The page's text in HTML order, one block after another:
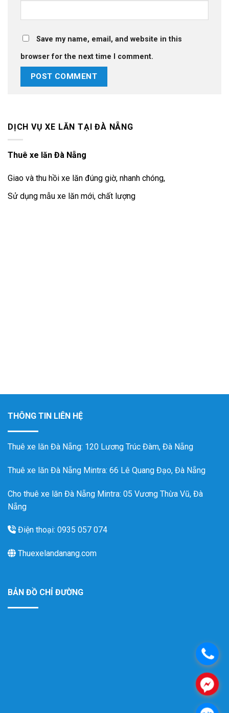
Save my name, email, and website in this
browser for the next time I comment.
DỊCH VỤ XE LĂN TẠI ĐÀ NẴNG
Thuê xe lăn Đà Nẵng
Giao và thu hồi xe lăn đúng giờ, nhanh chóng,
Sử dụng mẫu xe lăn mới, chất lượng
THÔNG TIN LIÊN HỆ
Thuê xe lăn Đà Nẵng: 120 Lương Trúc Đàm, Đà Nẵng
Thuê xe lăn Đà Nẵng Mintra: 66 Lê Quang Đạo, Đà Nẵng
Cho thuê xe lăn Đà Nẵng Mintra: 05 Vương Thừa Vũ, Đà
Nẵng
Điện thoại: 0935 057 074
Thuexelandanang.com
BẢN ĐỒ CHỈ ĐƯỜNG
.
.